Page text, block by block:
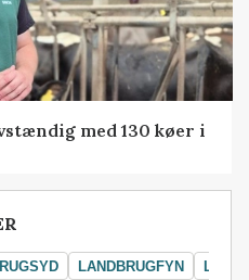
med 130 køer i
LANDBRUGFYN